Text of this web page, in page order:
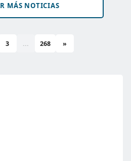
MÁS NOTICIAS
3 ... 268 »